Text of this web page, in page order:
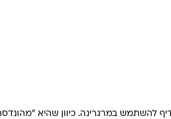
להשתמש במרגרינה. כיוון שהיא